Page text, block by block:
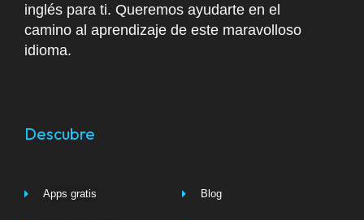
inglés para ti. Queremos ayudarte en el
camino al aprendizaje de este maravolloso
idioma.
Descubre
Apps gratis Blog